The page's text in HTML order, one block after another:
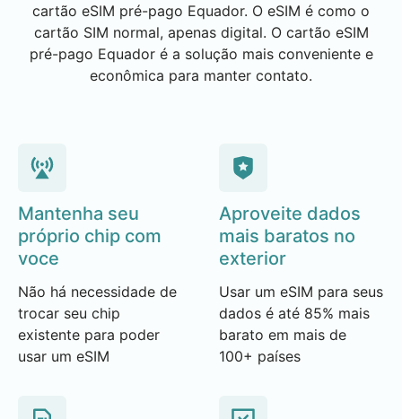
cartão eSIM pré-pago Equador. O eSIM é como o
cartão SIM normal, apenas digital. O cartão eSIM
pré-pago Equador é a solução mais conveniente e
econômica para manter contato.
Mantenha seu
próprio chip com
voce
Não há necessidade de
trocar seu chip
existente para poder
usar um eSIM
Aproveite dados
mais baratos no
exterior
Usar um eSIM para seus
dados é até 85% mais
barato em mais de
100+ países